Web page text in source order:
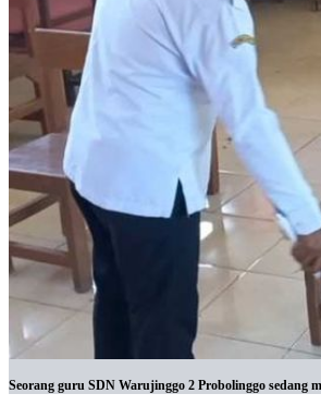
Seorang guru SDN Warujinggo 2 Probolinggo sedang